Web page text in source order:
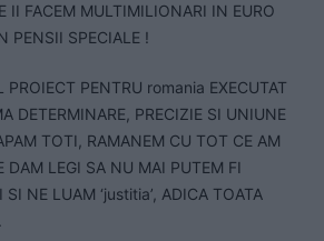
II FACEM MULTIMILIONARI IN EURO
PENSII SPECIALE !
PROIECT PENTRU romania EXECUTAT
DETERMINARE, PRECIZIE SI UNIUNE
TOTI, RAMANEM CU TOT CE AM
DAM LEGI SA NU MAI PUTEM FI
SI NE LUAM ‘justitia’, ADICA TOATA